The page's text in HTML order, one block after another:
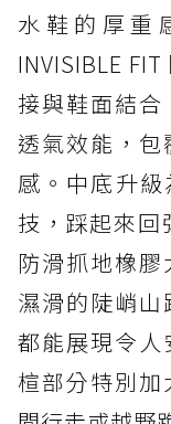
水鞋的厚重
INVISIBLE
接與鞋面結
透氣效能，
感。中底升級
技，踩起來回
防滑抓地橡
濕滑的陡峭山
都能展現令人
楦部分特別